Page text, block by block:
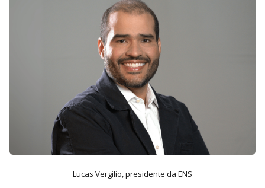
Lucas Vergilio, presidente da ENS